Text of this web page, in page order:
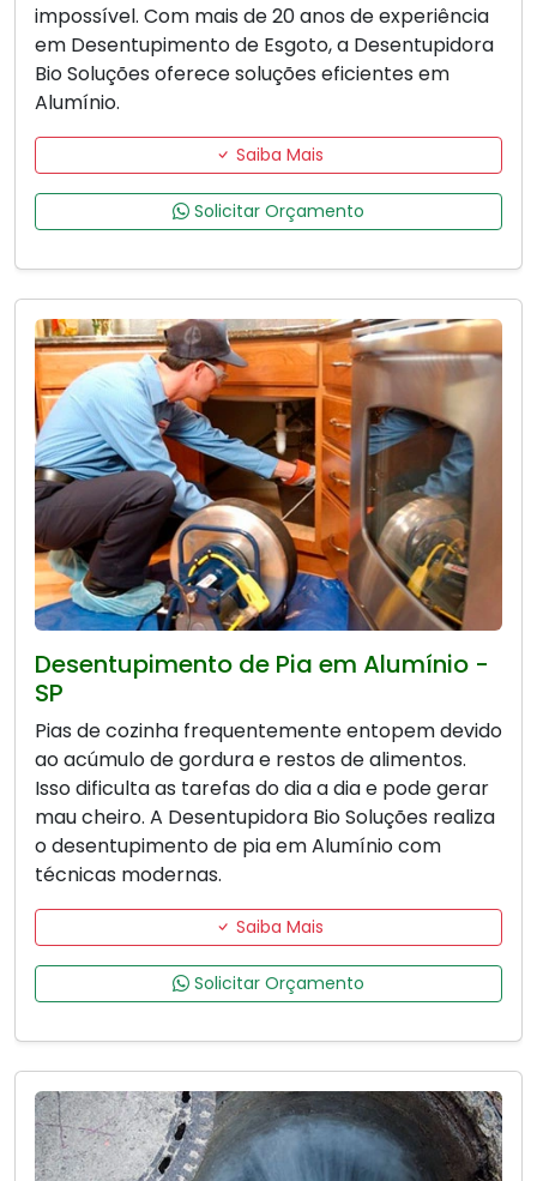
impossível. Com mais de 20 anos de experiência
em Desentupimento de Esgoto, a Desentupidora
Bio Soluções oferece soluções eficientes em
Alumínio.
Saiba Mais
Solicitar Orçamento
Desentupimento de Pia em Alumínio -
SP
Pias de cozinha frequentemente entopem devido
ao acúmulo de gordura e restos de alimentos.
Isso dificulta as tarefas do dia a dia e pode gerar
mau cheiro. A Desentupidora Bio Soluções realiza
o desentupimento de pia em Alumínio com
técnicas modernas.
Saiba Mais
Solicitar Orçamento